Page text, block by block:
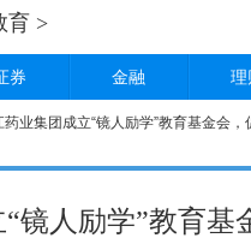
育 >
券 金融
药业集团成立“镜人励学”教育基金会
镜人励学”教育基